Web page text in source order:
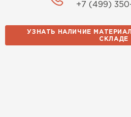
+7 (499)
УЗНАТЬ НАЛИЧИЕ
СКЛАДЕ